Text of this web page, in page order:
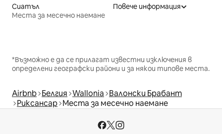
Сиатъл
Места за месечно наемане
Повече информация
*Възможно е да се прилагат известни изключения в
определени географски райони и за някои типове места.
Airbnb Белгия Wallonia Валонски Брабант
Риксансар Места за месечно наемане